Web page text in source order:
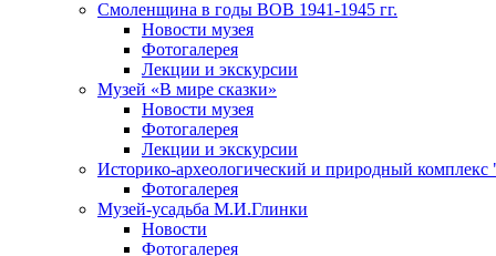
Смоленщина в годы ВОВ 1941-1945 гг.
Новости музея
Фотогалерея
Лекции и экскурсии
Музей «В мире сказки»
Новости музея
Фотогалерея
Лекции и экскурсии
Историко-археологический и природный комплекс
Фотогалерея
Музей-усадьба М.И.Глинки
Новости
Фотогалерея